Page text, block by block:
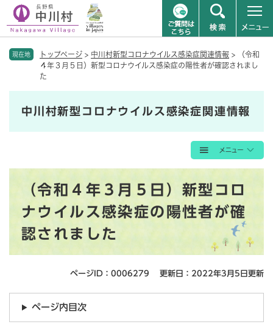
現在地 トップページ > 中川村新型コロナウイルス感染症関連情報 >
（令和
４年３月５日）新型コロナウイルス感染症の陽性者が確認されまし
た
中川村新型コロナウイルス感染症関連情報
（令和４年３月５日）新型コロ
ナウイルス感染症の陽性者が確
認されました
ページID：0006279 更新日：2022年3月5日更新
ページ内目次